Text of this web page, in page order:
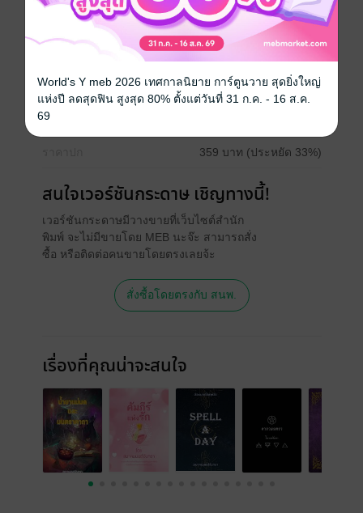
เวทมนตร์คาถา
pdf
วันที่วางขาย 30 พฤษภาคม 2565
ความยาว
359 บาท (ประหยัด 33%)
สนใจเวอร์ชันกระดาษ เชิญทางนี้!
เวอร์ชันกระดาษมีวางขายที่เว็บไซต์สำนัก
พิมพ์ จะไม่มีขายโดย MEB นะจ๊ะ สามารถสั่ง
ซื้อ หรือติดต่อคนขายโดยตรงเลยจ้ะ
สั่งซื้อโดยตรงกับ สนพ.
เรื่องที่คุณน่าจะสนใจ
World's Y meb 2026 เทศกาลนิยาย การ์ตูนวาย สุดยิ่งใหญ่
แห่งปี ลดสุดฟิน สูงสุด 80% ตั้งแต่วันที่ 31 ก.ค. - 16 ส.ค.
69